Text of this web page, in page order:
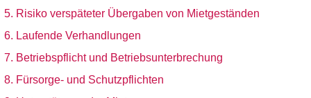
5. Risiko verspäteter Übergaben von Mietgeständen
6. Laufende Verhandlungen
7. Betriebspflicht und Betriebsunterbrechung
8. Fürsorge- und Schutzpflichten